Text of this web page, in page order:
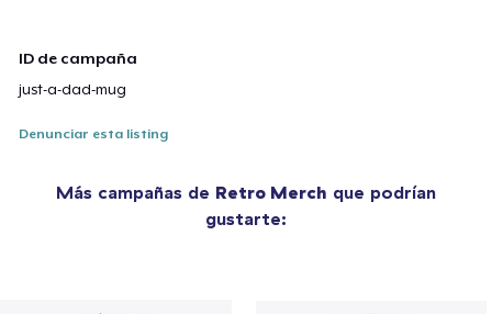
ID de campaña
just-a-dad-mug
Denunciar esta listing
Más campañas de Retro Merch que podrían
gustarte: